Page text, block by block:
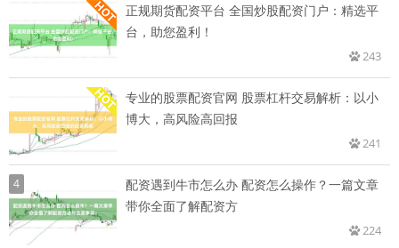
正规期货配资平台 全国炒股配资门户：精选平
台，助您盈利！
243
专业的股票配资官网 股票杠杆交易解析：以小
博大，高风险高回报
241
4
配资遇到牛市怎么办 配资怎么操作？一篇文章
带你全面了解配资方
224